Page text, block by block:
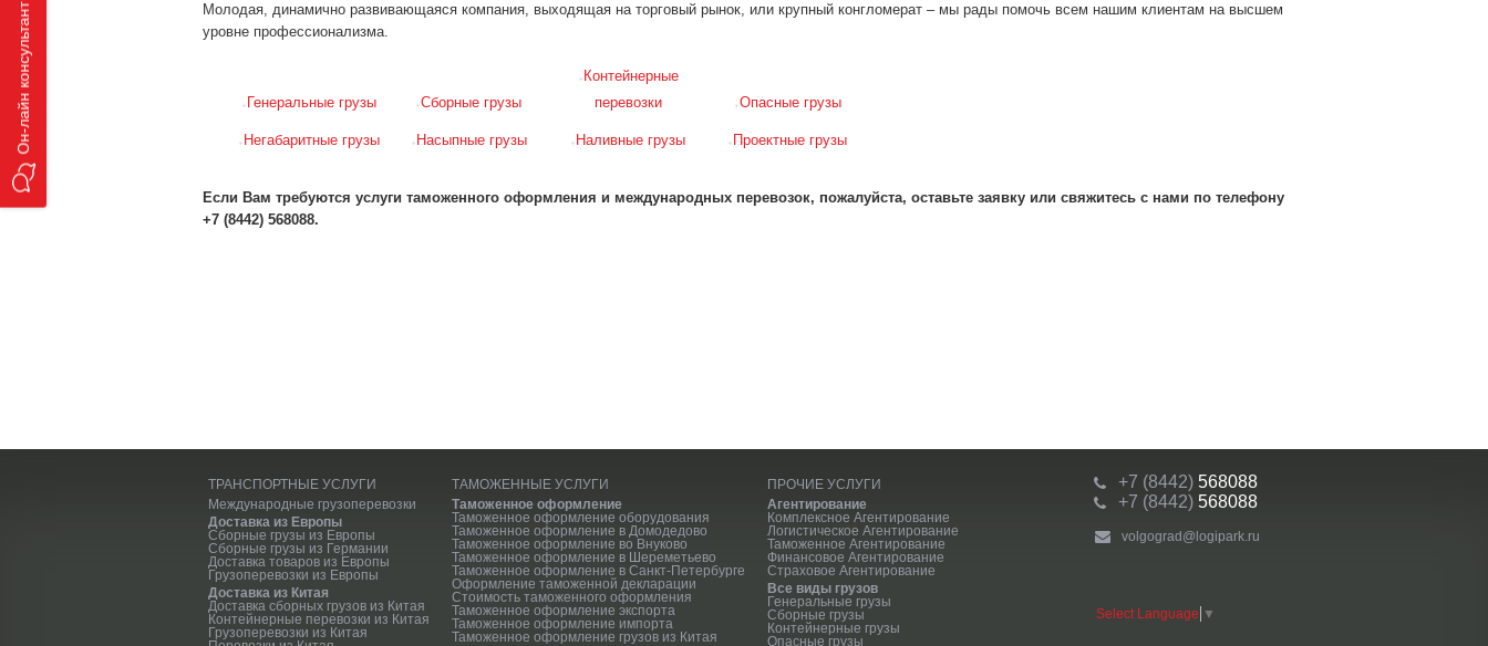
Молодая, динамично развивающаяся компания, выходящая на торговый рынок, или крупный конгломерат – мы рады помочь всем нашим клиентам на высшем
уровне профессионализма.
Генеральные грузы Сборные грузы
Контейнерные
перевозки
Опасные грузы
Негабаритные грузы Насыпные грузы Наливные грузы Проектные грузы
Если Вам требуются услуги таможенного оформления и международных перевозок, пожалуйста, оставьте заявку или свяжитесь с нами по телефону
+7 (8442) 568088.
ТРАНСПОРТНЫЕ УСЛУГИ
Международные грузоперевозки
Доставка из Европы
Сборные грузы из Европы
Сборные грузы из Германии
Доставка товаров из Европы
Грузоперевозки из Европы
Доставка из Китая
Доставка сборных грузов из Китая
Контейнерные перевозки из Китая
Грузоперевозки из Китая
ТАМОЖЕННЫЕ УСЛУГИ
Таможенное оформление
Таможенное оформление оборудования
Таможенное оформление в Домодедово
Таможенное оформление во Внуково
Таможенное оформление в Шереметьево
Таможенное оформление в Санкт-Петербурге
Оформление таможенной декларации
Стоимость таможенного оформления
Таможенное оформление экспорта
Таможенное оформление импорта
Таможенное оформление грузов из Китая
ПРОЧИЕ УСЛУГИ
Агентирование
Комплексное Агентирование
Логистическое Агентирование
Таможенное Агентирование
Финансовое Агентирование
Страховое Агентирование
Все виды грузов
Генеральные грузы
Сборные грузы
Контейнерные грузы
Опасные грузы
+7 (8442) 568088
+7 (8442) 568088
volgograd@logipark.ru
Select Language ▼
Он-лайн консультант